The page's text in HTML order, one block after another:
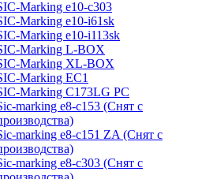
Marking e10-c303
Marking e10-i61sk
Marking e10-i113sk
Marking L-BOX
Marking XL-BOX
Marking EC1
Marking C173LG PC
marking e8-c153 (Снят с
marking e8-c151 ZA (Снят с
marking e8-c303 (Снят с